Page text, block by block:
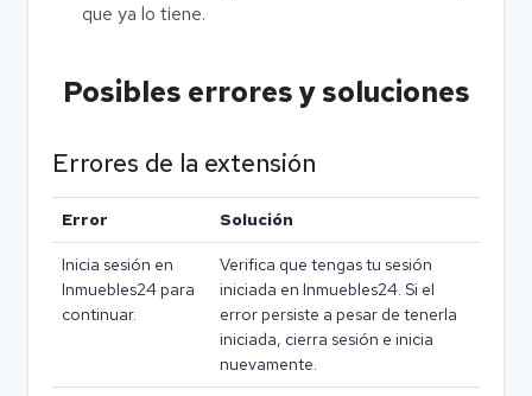
que ya lo tiene.
Posibles errores y soluciones
Errores de la extensión
Error Solución
Inicia sesión en
Inmuebles24 para
continuar.
Verifica que tengas tu sesión
iniciada en Inmuebles24. Si el
error persiste a pesar de tenerla
iniciada, cierra sesión e inicia
nuevamente.